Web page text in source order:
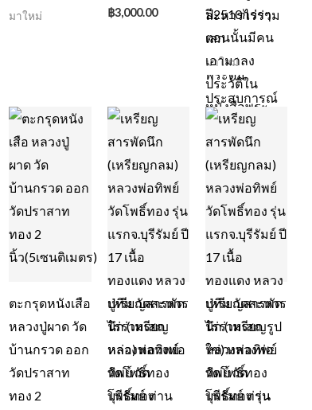
มาใหม่ ฿3,000.00
ละหารไร่ร่วม
เสก
มาใหม่
ตะกรุดหนังเสือ
หลวงปู่ผาด วัด
บ้านกรวด ออก
วัดปราสาท
ทอง 2
เหรียญสารพัด
นึก (เหรียญ
หล่อ) หลวงพ่อ
ทิพย์ วัด
โพธิ์ทอง
เหรียญสารพัด
นึก (เหรียญรูป
ใข่) หลวงพ่อ
ทิพย์ วัด
โพธิ์ทอง รุ่น